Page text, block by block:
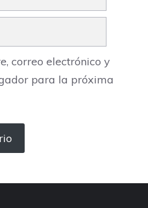
correo electrónico y
para la próxima